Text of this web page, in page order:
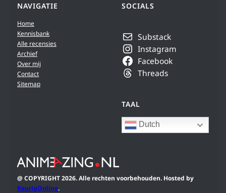
NAVIGATIE
Home
Kennisbank
Alle recensies
Archief
Over mij
Contact
Sitemap
SOCIALS
Substack
Instagram
Facebook
Threads
TAAL
Dutch
@ COPYRIGHT 2026. Alle rechten voorbehouden. Hosted by
KeurigOnline.